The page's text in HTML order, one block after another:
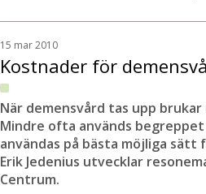
15 mar 2010
Kostnader för
När demensvård tas upp
Mindre ofta används
användas på bästa möjliga sätt
Erik Jedenius utvecklar
Centrum.